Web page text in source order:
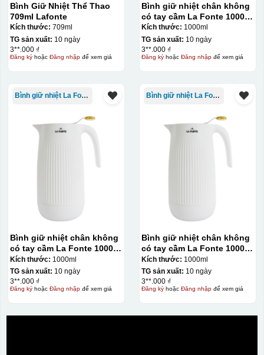
Bình Giữ Nhiệt Thể Thao
709ml Lafonte
Kích thước: 709ml
TG sản xuất: 10 ngày
3**.000 ₫
Đăng kýhoặc Đăng nhậpđể xem giá
Bình giữ nhiệt chân không
có tay cầm La Fonte 1000ml
– 011655
Kích thước: 1000ml
TG sản xuất: 10 ngày
3**.000 ₫
Đăng kýhoặc Đăng nhậpđể xem giá
Bình giữ nhiệt La Fonte
Bình giữ nhiệt chân không
có tay cầm La Fonte 1000ml
– 011655
Kích thước: 1000ml
TG sản xuất: 10 ngày
3**.000 ₫
Đăng kýhoặc Đăng nhậpđể xem giá
Bình giữ nhiệt La Fonte
Bình giữ nhiệt chân không
có tay cầm La Fonte 1000ml
– 011655
Kích thước: 1000ml
TG sản xuất: 10 ngày
3**.000 ₫
Đăng kýhoặc Đăng nhậpđể xem giá